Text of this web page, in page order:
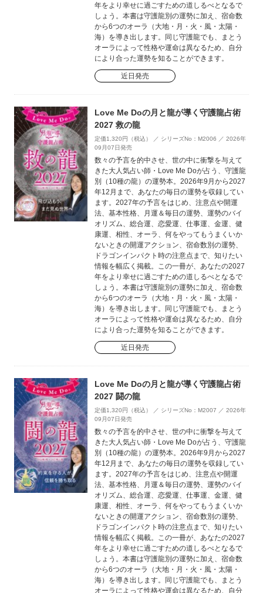
年をより幸せに過ごすための道しるべとなるで
しょう。本書は守護龍別の運勢に加え、宿命数
から6つのオーラ（大地・月・火・風・太陽・
海）を導き出します。同じ守護龍でも、まとう
オーラによって性格や運命は異なるため、自分
により合った運勢を知ることができます。
近日発売
Love Me Doの月と龍が導く守護龍占術
2027 救の龍
定価1,320円（税込） ／ シリーズNo：M2006 ／ 2026年
09月07日発売
数々の予言を的中させ、世の中に衝撃を与えて
きた大人気占い師・Love Me Doが占う、守護龍
別（10種の龍）の運勢本。2026年9月から2027
年12月まで、あなたの毎日の運勢を収録してい
ます。2027年の予言をはじめ、注意点や開運
法、基本性格、月運＆毎日の運勢、運勢のバイ
オリズム、総合運、恋愛運、仕事運、金運、健
康運、相性、オーラ、何をやってもうまくいか
ないときの開運アクション、宿命数別の運勢、
ドラゴンインパクト時の注意点まで、知りたい
情報を幅広く掲載。この一冊が、あなたの2027
年をより幸せに過ごすための道しるべとなるで
しょう。本書は守護龍別の運勢に加え、宿命数
から6つのオーラ（大地・月・火・風・太陽・
海）を導き出します。同じ守護龍でも、まとう
オーラによって性格や運命は異なるため、自分
により合った運勢を知ることができます。
近日発売
Love Me Doの月と龍が導く守護龍占術
2027 闘の龍
定価1,320円（税込） ／ シリーズNo：M2007 ／ 2026年
09月07日発売
数々の予言を的中させ、世の中に衝撃を与えて
きた大人気占い師・Love Me Doが占う、守護龍
別（10種の龍）の運勢本。2026年9月から2027
年12月まで、あなたの毎日の運勢を収録してい
ます。2027年の予言をはじめ、注意点や開運
法、基本性格、月運＆毎日の運勢、運勢のバイ
オリズム、総合運、恋愛運、仕事運、金運、健
康運、相性、オーラ、何をやってもうまくいか
ないときの開運アクション、宿命数別の運勢、
ドラゴンインパクト時の注意点まで、知りたい
情報を幅広く掲載。この一冊が、あなたの2027
年をより幸せに過ごすための道しるべとなるで
しょう。本書は守護龍別の運勢に加え、宿命数
から6つのオーラ（大地・月・火・風・太陽・
海）を導き出します。同じ守護龍でも、まとう
オーラによって性格や運命は異なるため、自分